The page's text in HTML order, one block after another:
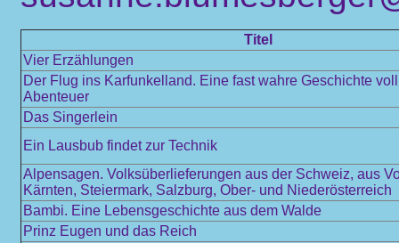
Titel
Vier Erzählungen
Der Flug ins Karfunkelland. Eine fast wahre Geschichte
Abenteuer
Das Singerlein
Ein Lausbub findet zur Technik
Alpensagen. Volksüberlieferungen aus der Schweiz, aus
Kärnten, Steiermark, Salzburg, Ober- und Niederösterreich
Bambi. Eine Lebensgeschichte aus dem Walde
Prinz Eugen und das Reich